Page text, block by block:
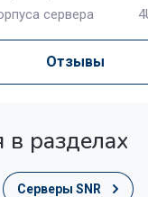
сервера
Отзывы
в разделах
Серверы SNR